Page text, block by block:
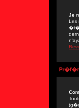
Je
Les
�t�